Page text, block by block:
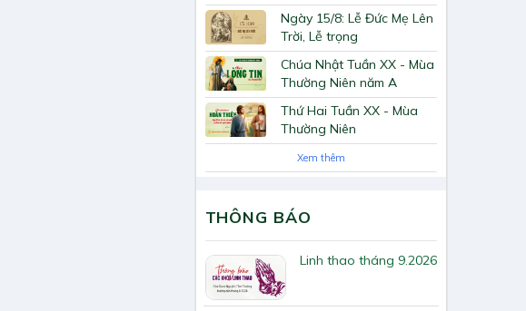
Ngày 15/8: Lễ Đức Mẹ Lên
Trời, Lễ trọng
Chúa Nhật Tuần XX - Mùa
Thường Niên năm A
Thứ Hai Tuần XX - Mùa
Thường Niên
Xem thêm
THÔNG BÁO
Linh thao tháng 9.2026